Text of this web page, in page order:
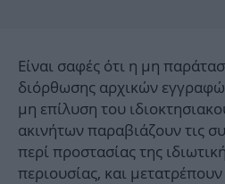
Είναι σαφές ότι η μη
διόρθωσης αρχικών
μη επίλυση του
ακινήτων παραβιάζουν τις
περί προστασίας της
περιουσίας, και